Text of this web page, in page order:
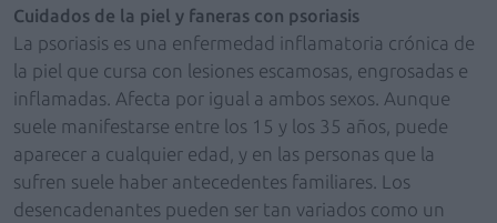
Cuidados de la piel y faneras con psoriasis
La psoriasis es una enfermedad inflamatoria crónica de
la piel que cursa con lesiones escamosas, engrosadas e
inflamadas. Afecta por igual a ambos sexos. Aunque
suele manifestarse entre los 15 y los 35 años, puede
aparecer a cualquier edad, y en las personas que la
sufren suele haber antecedentes familiares. Los
desencadenantes pueden ser tan variados como un